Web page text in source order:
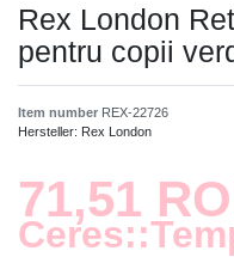
Rex London
pentru copii
Item number REX-22726
Hersteller: Rex London
71,51